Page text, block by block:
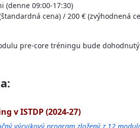
(denne 09:00-17:30)
cena) / 200 € (zvýhodnená
pre-core tréningu bude
v ISTDP (2024-27)